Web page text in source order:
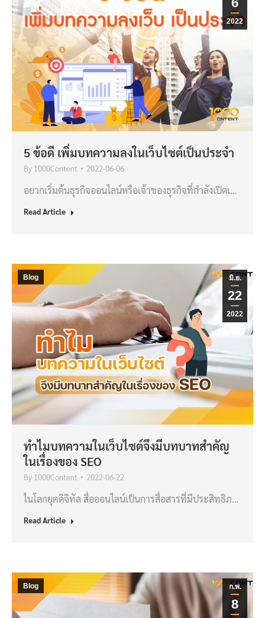
2022
5 ข้อดี เพิ่มบทความลงในเว็บไซต์เป็นประจำ
By 1000Content 2022-06-06
อยากเริ่มต้นธุรกิจออนไลน์หรือเจ้าของธุรกิจที่กำลังเปิดเ…
Read Article
มิ.ย.
22
2022
Blog
ทำไมบทความในเว็บไซต์จึงมีบทบาทสำคัญ
ในเรื่องของ SEO
By 1000Content 2022-06-22
ในโลกยุคดิจิทัล สื่อออนไลน์เป็นการสื่อสารที่มีประสิทธิภ…
Read Article
ก.พ.
8
Blog